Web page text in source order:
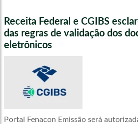
Receita Federal e CGIBS
das regras de validação dos
eletrônicos
Portal Fenacon Emissão será